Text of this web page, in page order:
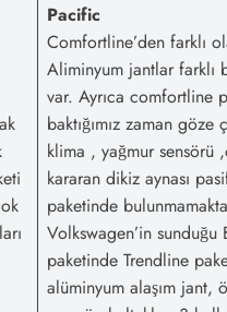
Pacific
Comfortline’den farklı
Aliminyum jantlar farklı
var. Ayrıca comfortline
baktığımız zaman
klima , yağmur sensörü
kararan dikiz aynası
paketinde
Volkswagen’in
paketinde Trendline
alüminyum alaşım jant,